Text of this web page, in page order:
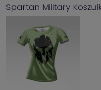
Spartan Military